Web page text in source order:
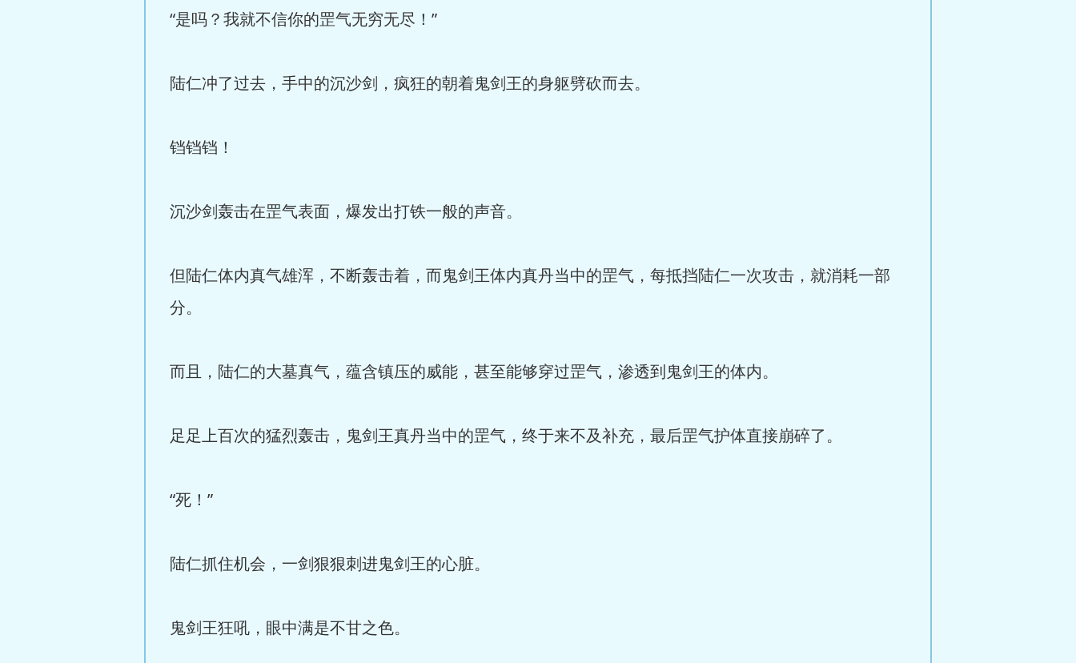
“是吗？我就不信你的罡气无穷无尽！”
陆仁冲了过去，手中的沉沙剑，疯狂的朝着鬼剑王的身躯劈砍而去。
铛铛铛！
沉沙剑轰击在罡气表面，爆发出打铁一般的声音。
但陆仁体内真气雄浑，不断轰击着，而鬼剑王体内真丹当中的罡气，每抵挡陆仁一次攻击，就消耗一部
分。
而且，陆仁的大墓真气，蕴含镇压的威能，甚至能够穿过罡气，渗透到鬼剑王的体内。
足足上百次的猛烈轰击，鬼剑王真丹当中的罡气，终于来不及补充，最后罡气护体直接崩碎了。
“死！”
陆仁抓住机会，一剑狠狠刺进鬼剑王的心脏。
鬼剑王狂吼，眼中满是不甘之色。